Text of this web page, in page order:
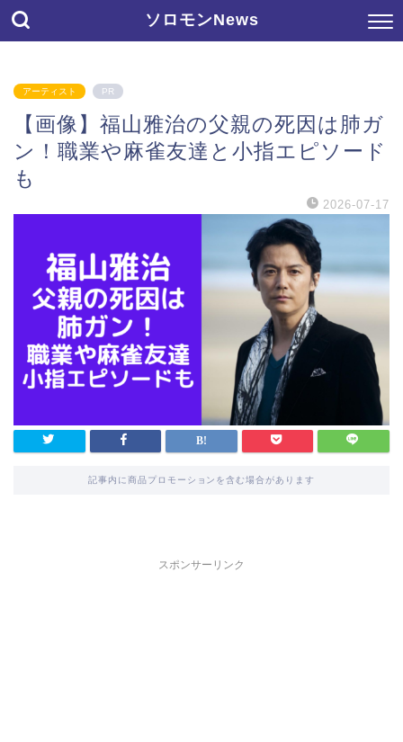
ソロモンNews
アーティスト PR
【画像】福山雅治の父親の死因は肺ガ
ン！職業や麻雀友達と小指エピソード
も
2026-07-17
記事内に商品プロモーションを含む場合があります
スポンサーリンク